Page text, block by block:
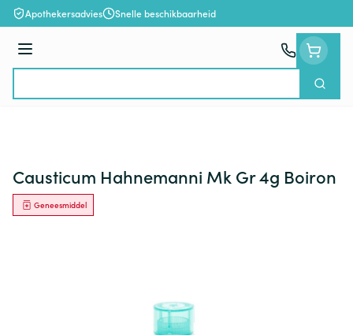
Ga naar de inhoud
Apothekersadvies Snelle beschikbaarheid
Menu
Zoek
Causticum Hahnemanni Mk Gr 4g Boiron
Geneesmiddel